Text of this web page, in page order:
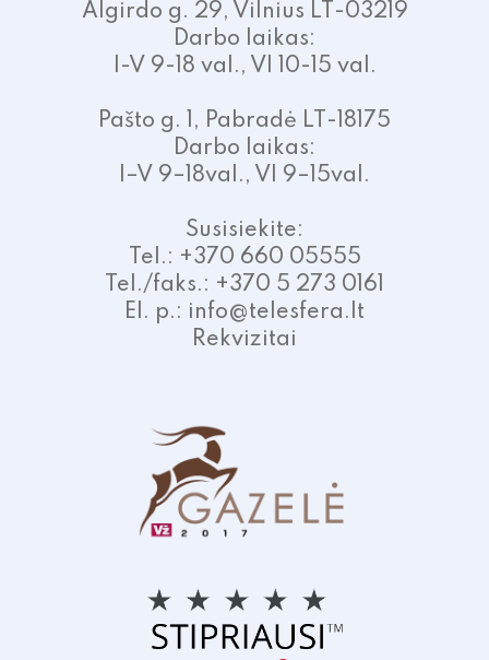
Algirdo g. 29, Vilnius LT-03219
Darbo laikas:
I-V 9-18 val., VI 10-15 val.
Pašto g. 1, Pabradė LT-18175
Darbo laikas:
I–V 9–18val., VI 9–15val.
Susisiekite:
Tel.: +370 660 05555
Tel./faks.: +370 5 273 0161
El. p.: info@telesfera.lt
Rekvizitai